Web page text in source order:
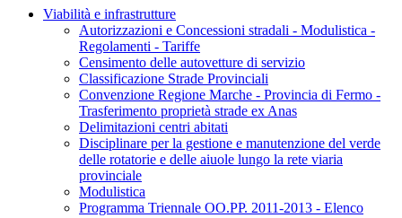
Viabilità e infrastrutture
Autorizzazioni e Concessioni stradali - Modulistica -
Regolamenti - Tariffe
Censimento delle autovetture di servizio
Classificazione Strade Provinciali
Convenzione Regione Marche - Provincia di Fermo -
Trasferimento proprietà strade ex Anas
Delimitazioni centri abitati
Disciplinare per la gestione e manutenzione del verde
delle rotatorie e delle aiuole lungo la rete viaria
provinciale
Modulistica
Programma Triennale OO.PP. 2011-2013 - Elenco